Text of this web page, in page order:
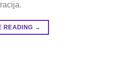
READING →